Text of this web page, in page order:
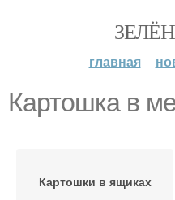
главная
Картошка в
Картошки в ящиках